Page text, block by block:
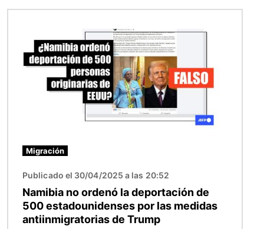
Migración
Publicado el 30/04/2025 a las 20:52
Namibia no ordenó la deportación de
500 estadounidenses por las medidas
antiinmigratorias de Trump